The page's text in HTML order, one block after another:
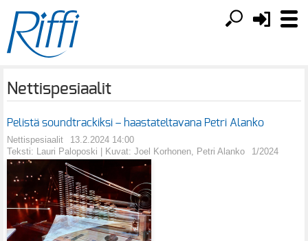
Nettispesiaalit
Pelistä soundtrackiksi – haastateltavana Petri Alanko
Nettispesiaalit
13.2.2024 14:00
Teksti: Lauri Paloposki | Kuvat: Joel Korhonen, Petri Alanko
1/2024